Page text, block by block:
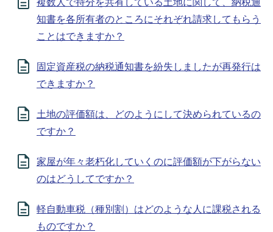
複数人で持分を共有している土地に関して、納税通
知書を各所有者のところにそれぞれ請求してもらう
ことはできますか？
固定資産税の納税通知書を紛失しましたが再発行は
できますか？
土地の評価額は、どのようにして決められているの
ですか？
家屋が年々老朽化していくのに評価額が下がらない
のはどうしてですか？
軽自動車税（種別割）はどのような人に課税される
ものですか？